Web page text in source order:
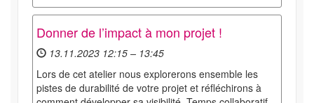
Donner de l’impact à mon projet !
13.11.2023 12:15 – 13:45
Lors de cet atelier nous explorerons ensemble les
pistes de durabilité de votre projet et réfléchirons à